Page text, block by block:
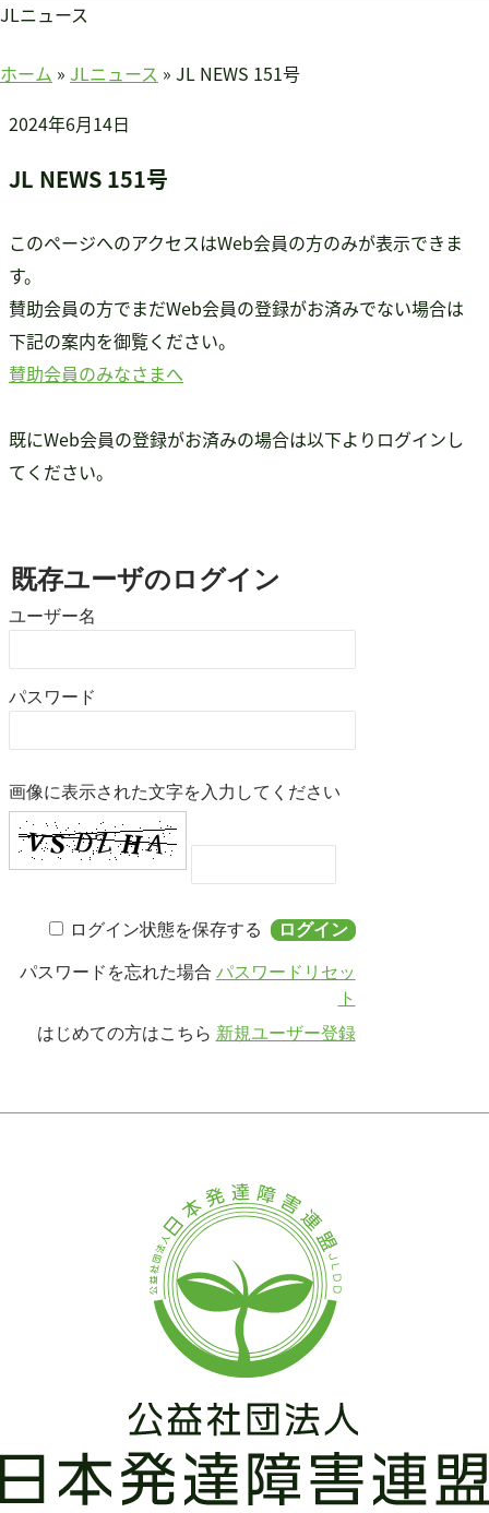
JLニュース
ホーム » JLニュース » JL NEWS 151号
2024年6月14日
JL NEWS 151号
このページへのアクセスはWeb会員の方のみが表示できま
す。
賛助会員の方でまだWeb会員の登録がお済みでない場合は
下記の案内を御覧ください。
賛助会員のみなさまへ
既にWeb会員の登録がお済みの場合は以下よりログインし
てください。
既存ユーザのログイン
ユーザー名
パスワード
画像に表示された文字を入力してください
ログイン状態を保存する
パスワードを忘れた場合 パスワードリセッ
ト
はじめての方はこちら 新規ユーザー登録
ログイン
当連盟について
会長挨拶
定款
関連団体
国際事業
アジア知的障害連盟
国内事業
啓発事業
書籍・DVD販売
書籍・DVD販売
おすすめ書籍
支援のお願い
会員募集